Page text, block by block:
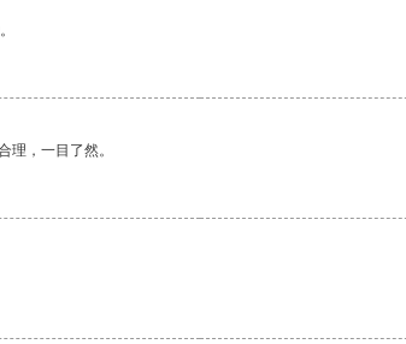
理，一目了然。